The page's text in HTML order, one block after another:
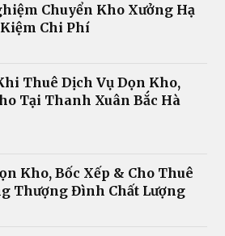
Chuyển Kho Xưởng Hạ
Chi Phí
Thuê Dịch Vụ Dọn Kho,
Tại Thanh Xuân Bắc Hà
Kho, Bốc Xếp & Cho Thuê
Thượng Đình Chất Lượng